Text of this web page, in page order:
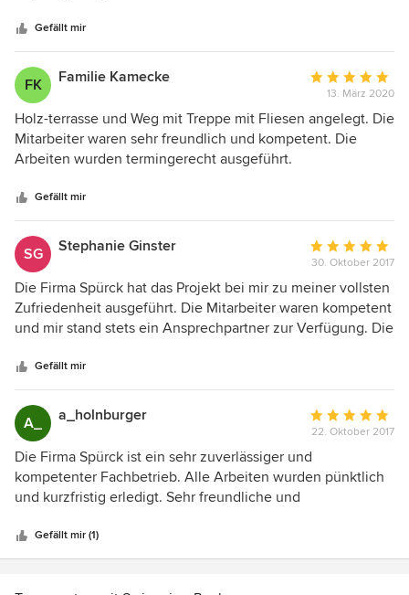
Kontaktadresse bei allen anstehenden Projekten im Garten
sein.
Gefällt mir
FK Familie Kamecke
Bewertung:
5
von
13. März 2020
Holz-terrasse und Weg mit Treppe mit Fliesen angelegt. Die
Mitarbeiter waren sehr freundlich und kompetent. Die
Arbeiten wurden termingerecht ausgeführt.
Gefällt mir
SG Stephanie Ginster
Bewertung:
5
von
5
30. Oktober 2017
Die Firma Spürck hat das Projekt bei mir zu meiner vollsten
Zufriedenheit ausgeführt. Die Mitarbeiter waren kompetent
und mir stand stets ein Ansprechpartner zur Verfügung. Die
angemessener Zeit gelöst. Das Ergebnis ist wunderbar
geworden. Ich habe die Firma Spürck bereits an andere
Personen weiterempfohlen.
Gefällt mir
A_ a_holnburger
Bewertung:
5
von
22. Oktober 2017
Die Firma Spürck ist ein sehr zuverlässiger und
kompetenter Fachbetrieb. Alle Arbeiten wurden pünktlich
und kurzfristig erledigt. Sehr freundliche und
Gefällt mir (1)